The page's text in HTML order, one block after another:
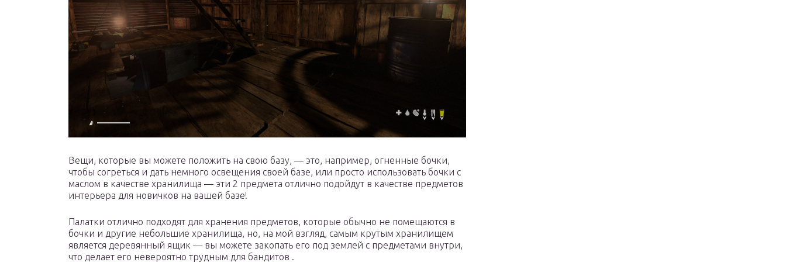
Вещи, которые вы можете положить на свою базу, — это, например, огненные бочки,
чтобы согреться и дать немного освещения своей базе, или просто использовать бочки с
маслом в качестве хранилища — эти 2 предмета отлично подойдут в качестве предметов
интерьера для новичков на вашей базе!
Палатки отлично подходят для хранения предметов, которые обычно не помещаются в
бочки и другие небольшие хранилища, но, на мой взгляд, самым крутым хранилищем
является деревянный ящик — вы можете закопать его под землей с предметами внутри,
что делает его невероятно трудным для бандитов .